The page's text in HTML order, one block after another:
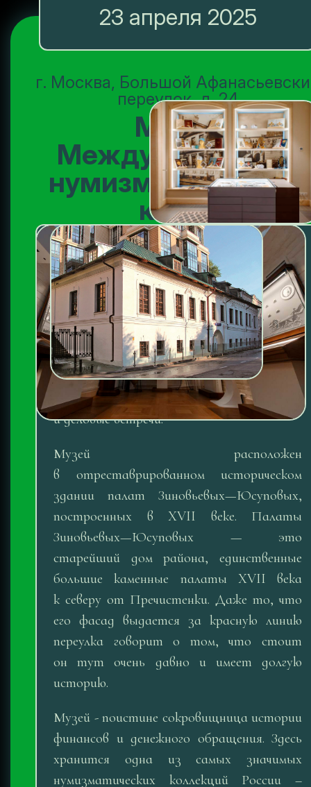
23 апреля 2025
г. Москва, Большой
переулок, д. 24
Музей
Международного
нумизматического
клуба
Музей Международного
нумизматического клуба открылся
в Москве в Большом Афанасьевском
переулке 7 октября 2015 года. В стенах
музея проводятся тематические
выставки в партнерстве с крупнейшими
государственными музеями и частными
коллекционерами, конференции, лекции
и деловые встречи.
Музей расположен
в отреставрированном историческом
здании палат Зиновьевых—Юсуповых,
построенных в XVII веке. Палаты
Зиновьевых—Юсуповых — это
старейший дом района, единственные
большие каменные палаты XVII века
к северу от Пречистенки. Даже то, что
его фасад выдается за красную линию
переулка говорит о том, что стоит
он тут очень давно и имеет долгую
историю.
Музей - поистине сокровищница истории
финансов и денежного обращения. Здесь
хранится одна из самых значимых
нумизматических коллекций России –